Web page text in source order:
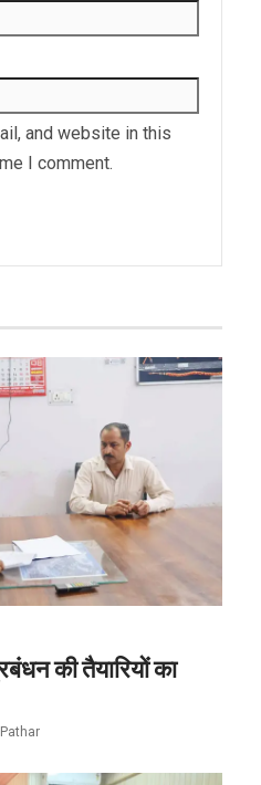
and website in this
I comment.
की तैयारियों का